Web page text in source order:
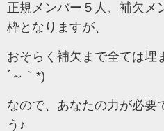
正規メンバー５人、補欠メ
枠となりますが、
おそらく補欠まで全ては
´～｀*)
なので、あなたの力が必要
う♪